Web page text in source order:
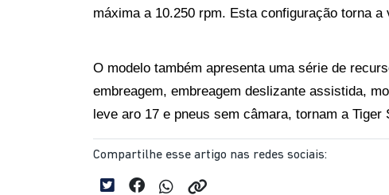
máxima a 10.250 rpm. Esta configuração torna
O modelo também apresenta uma série de
embreagem, embreagem deslizante assistida,
leve aro 17 e pneus sem câmara, tornam a
Compartilhe esse artigo nas redes sociais: